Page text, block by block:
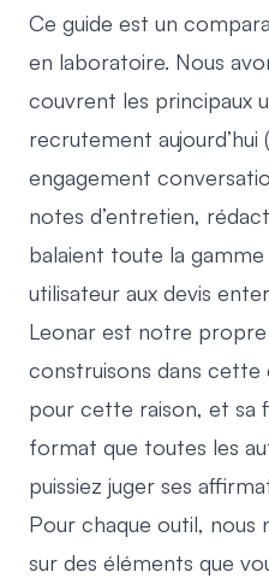
Ce guide est un
en laboratoire. Nous
couvrent les principaux
recrutement aujourd’hui
engagement
notes d’entretien,
balaient toute la
utilisateur aux devis
Leonar est notre
construisons dans cette
pour cette raison, et sa
format que toutes les
puissiez juger ses
Pour chaque outil, nous
sur des éléments que